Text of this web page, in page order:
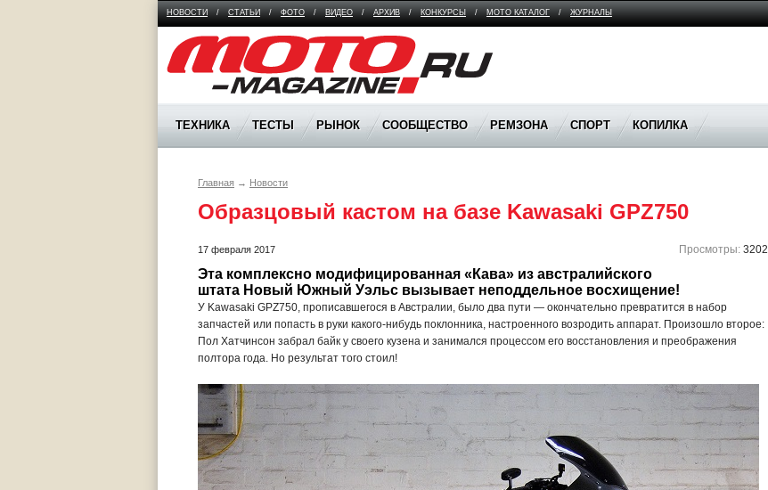
НОВОСТИ / СТАТЬИ / ФОТО / ВИДЕО / АРХИВ / КОНКУРСЫ / МОТО КАТАЛОГ / ЖУРНАЛЫ
Moto Magazine
ТЕХНИКА ТЕСТЫ РЫНОК СООБЩЕСТВО РЕМЗОНА СПОРТ КОПИЛКА
Главная → Новости
Образцовый кастом на базе Kawasaki GPZ750
Просмотры: 3202
17 февраля 2017
Эта комплексно модифицированная «Кава» из австралийского
штата Новый Южный Уэльс вызывает неподдельное восхищение!
У Kawasaki GPZ750, прописавшегося в Австралии, было два пути — окончательно превратится в набор
запчастей или попасть в руки какого-нибудь поклонника, настроенного возродить аппарат. Произошло второе:
Пол Хатчинсон забрал байк у своего кузена и занимался процессом его восстановления и преображения
полтора года. Но результат того стоил!